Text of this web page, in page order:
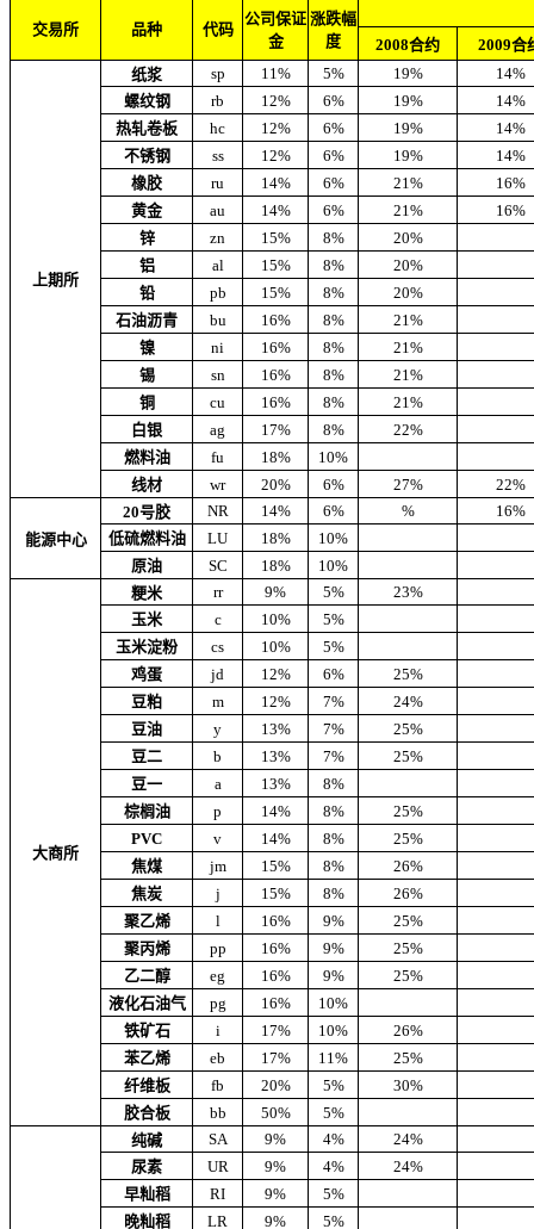
交易所 品种 代码
公司保证
金
涨跌幅
度
2008合约 2009合
上期所
纸浆 sp 11% 5% 19%
14%
螺纹钢
rb 12% 6% 19%
14%
热轧卷板
hc 12% 6% 19%
14%
不锈钢
ss 12% 6% 19%
14%
橡胶
ru 14% 6% 21%
16%
黄金
au 14% 6% 21%
16%
锌
zn 15% 8%
20%
铝
al 15% 8%
20%
铅
pb 15% 8%
20%
石油沥青
bu 16% 8%
21%
镍
ni 16% 8%
21%
锡
sn 16% 8%
21%
铜
cu 16% 8%
21%
白银
ag 17% 8%
22%
燃料油
fu 18%
10%
线材
wr 20% 6% 27% 22%
能源中心
20号胶 NR 14% 6% %
16%
低硫燃料油
LU 18%
10%
原油
SC 18% 10%
大商所
粳米 rr 9% 5%
23%
玉米
c 10%
5%
玉米淀粉
cs 10%
5%
鸡蛋
jd 12% 6%
25%
豆粕
m 12% 7%
24%
豆油
y 13% 7%
25%
豆二
b 13% 7%
25%
豆一
a 13%
8%
棕榈油
p 14% 8%
25%
PVC
v 14% 8%
25%
焦煤
jm 15% 8%
26%
焦炭
j 15% 8%
26%
聚乙烯
l 16% 9%
25%
聚丙烯
pp 16% 9%
25%
乙二醇
eg 16% 9%
25%
液化石油气
pg 16%
10%
铁矿石
i 17% 10%
26%
苯乙烯
eb 17% 11%
25%
纤维板
fb 20% 5%
30%
胶合板
bb 50%
5%
纯碱
SA 9% 4%
24%
尿素
UR 9% 4%
24%
早籼稻
RI 9%
5%
晚籼稻
LR 9% 5%